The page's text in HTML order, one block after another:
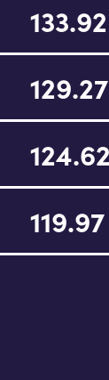
133.92
129.27
124.62
119.97